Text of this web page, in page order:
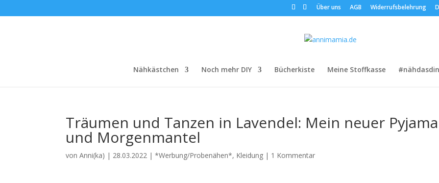
Über uns AGB Widerrufsbelehrung
Nähkästchen Noch mehr DIY Bücherkiste Meine Stoffkasse
Träumen und Tanzen in Lavendel: Mein neuer Pyjama
und Morgenmantel
vonAnni(ka) | 28.03.2022 |*Werbung/Probenähen*, Kleidung | 1 Kommentar